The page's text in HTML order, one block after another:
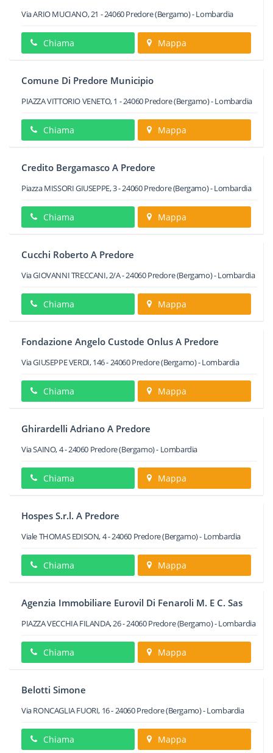
Via ARIO MUCIANO, 21 -24060Predore(Bergamo) -Lombardia
Chiama Mappa
Comune Di Predore Municipio
PIAZZA VITTORIO VENETO, 1 -24060Predore(Bergamo) -Lombardia
Chiama Mappa
Credito Bergamasco A Predore
Piazza MISSORI GIUSEPPE, 3-24060Predore(Bergamo) -Lombardia
Chiama Mappa
Cucchi Roberto A Predore
Via GIOVANNI TRECCANI, 2/A-24060Predore(Bergamo) -Lombardia
Chiama Mappa
Fondazione Angelo Custode Onlus A Predore
Via GIUSEPPE VERDI, 146-24060Predore(Bergamo) -Lombardia
Chiama Mappa
Ghirardelli Adriano A Predore
Via SAINO, 4-24060 Predore(Bergamo) - Lombardia
Chiama Mappa
Hospes S.r.l. A Predore
Viale THOMAS EDISON, 4-24060 Predore(Bergamo) - Lombardia
Chiama Mappa
Agenzia Immobiliare Eurovil Di Fenaroli M. E C. Sas
PIAZZA VECCHIA FILANDA, 26-24060Predore(Bergamo) -Lombardia
Chiama Mappa
Belotti Simone
Via RONCAGLIA FUORI, 16-24060Predore(Bergamo) -Lombardia
Chiama Mappa